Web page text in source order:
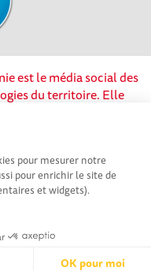
pour mesurer notre
pour enrichir le site de
et widgets).
OK pour moi
est le média social des
du territoire. Elle
Ce projet est cofinancé
de
en Occitanie est une